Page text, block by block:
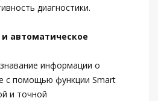
диагностики.
автоматическое
информации о
с помощью функции Smart
и точной